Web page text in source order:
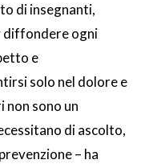
di insegnanti,
diffondere ogni
e
solo nel dolore e
non sono un
di ascolto,
– ha